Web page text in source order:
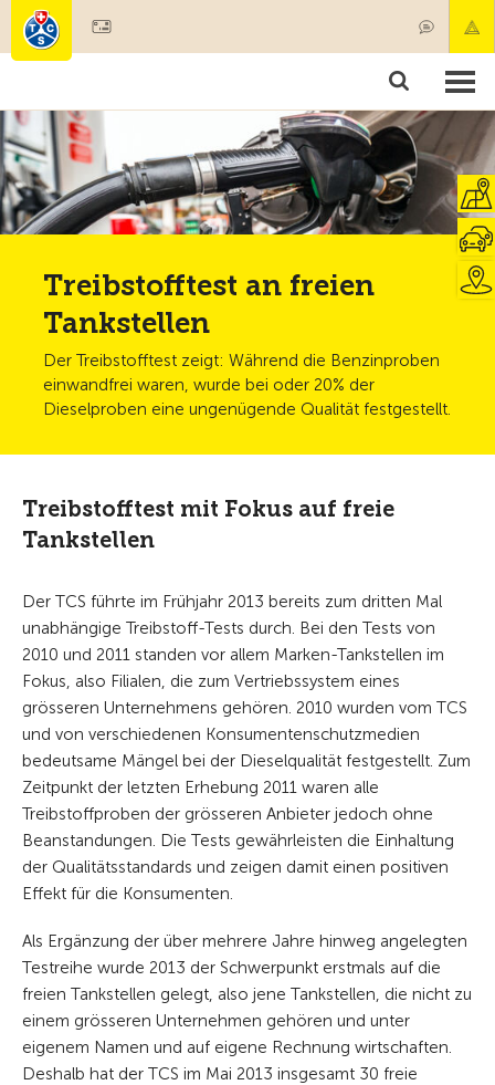
Mitgliedschaft & Leistungen
Test, Sicherheit & Gesundheit
Treibstofftest an freien
Tankstellen
Der Treibstofftest zeigt: Während die Benzinproben
einwandfrei waren, wurde bei oder 20% der
Dieselproben eine ungenügende Qualität festgestellt.
Treibstofftest mit Fokus auf freie
Tankstellen
Der TCS führte im Frühjahr 2013 bereits zum dritten Mal
unabhängige Treibstoff-Tests durch. Bei den Tests von
2010 und 2011 standen vor allem Marken-Tankstellen im
Fokus, also Filialen, die zum Vertriebssystem eines
grösseren Unternehmens gehören. 2010 wurden vom TCS
und von verschiedenen Konsumentenschutzmedien
bedeutsame Mängel bei der Dieselqualität festgestellt. Zum
Zeitpunkt der letzten Erhebung 2011 waren alle
Treibstoffproben der grösseren Anbieter jedoch ohne
Beanstandungen. Die Tests gewährleisten die Einhaltung
der Qualitätsstandards und zeigen damit einen positiven
Effekt für die Konsumenten.
Als Ergänzung der über mehrere Jahre hinweg angelegten
Testreihe wurde 2013 der Schwerpunkt erstmals auf die
freien Tankstellen gelegt, also jene Tankstellen, die nicht zu
einem grösseren Unternehmen gehören und unter
eigenem Namen und auf eigene Rechnung wirtschaften.
Deshalb hat der TCS im Mai 2013 insgesamt 30 freie